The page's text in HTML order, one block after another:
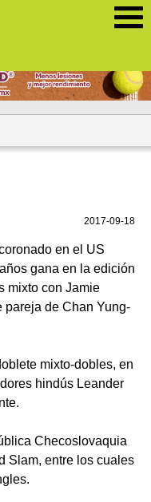
2017-09-18
en el US
gana en la edición
mixto con Jamie
pareja de Chan Yung-
mixto-dobles, en
hindús Leander
Checoslovaquia
Slam, entre los cuales